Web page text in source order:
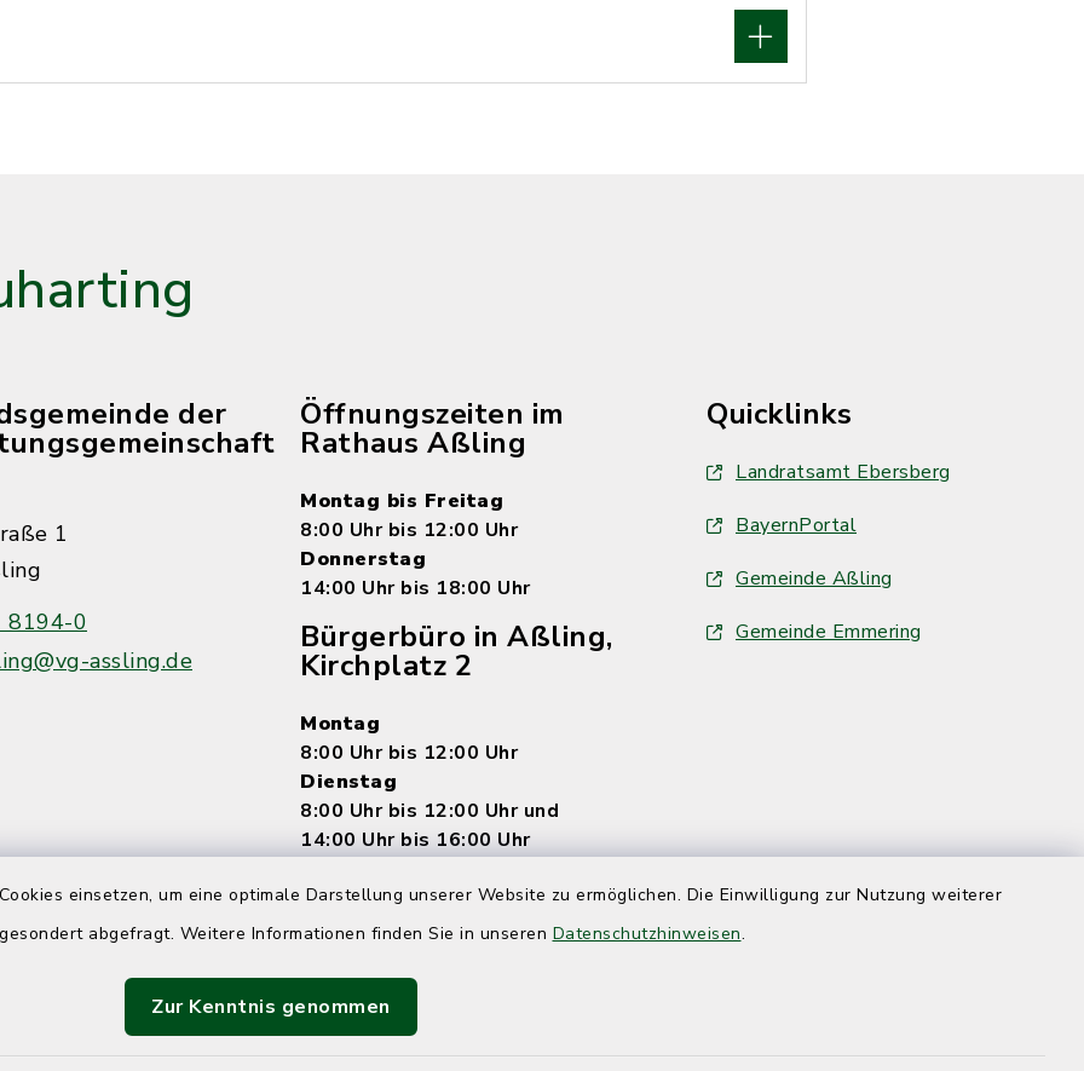
einsetzen, um eine optimale Darstellung unserer Website zu ermöglichen. Die Einwilligung zur Nutzung weiterer
abgefragt. Weitere Informationen finden Sie in unseren Datenschutzhinweisen.
Zur Kenntnis genommen
der
1
8194-0
assling.de
Öffnungszeiten im
Rathaus Aßling
Montag bis Freitag
8:00 Uhr bis 12:00 Uhr
Donnerstag
14:00 Uhr bis 18:00 Uhr
Bürgerbüro in Aßling,
Kirchplatz 2
Montag
8:00 Uhr bis 12:00 Uhr
Dienstag
8:00 Uhr bis 12:00 Uhr und
14:00 Uhr bis 16:00 Uhr
7:15 Uhr bis 12:00 Uhr
Donnerstag
14:00 bis 18:00 Uhr
Freitag
8:00 Uhr bis 12:00 Uhr
Quicklinks
Landratsamt Ebersberg
BayernPortal
Gemeinde Aßling
Gemeinde Emmering